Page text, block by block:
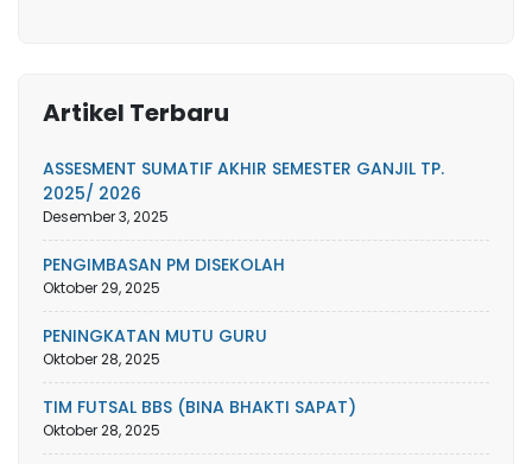
Artikel Terbaru
ASSESMENT SUMATIF AKHIR SEMESTER GANJIL TP.
2025/ 2026
Desember 3, 2025
PENGIMBASAN PM DISEKOLAH
Oktober 29, 2025
PENINGKATAN MUTU GURU
Oktober 28, 2025
TIM FUTSAL BBS (BINA BHAKTI SAPAT)
Oktober 28, 2025